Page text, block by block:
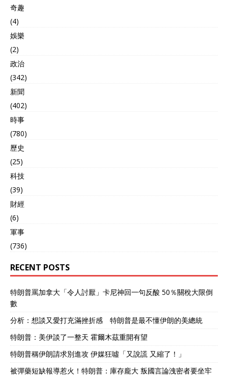
奇趣
(4)
娛樂
(2)
政治
(342)
新聞
(402)
時事
(780)
歷史
(25)
科技
(39)
財經
(6)
軍事
(736)
RECENT POSTS
特朗普罵加拿大「令人討厭」卡尼神回一句反酸 50％關稅大限倒
數
分析：想談又愛打充滿挫折感 特朗普是最不懂伊朗的美總統
特朗普：美伊談了一整天 霍爾木茲重開有望
特朗普稱伊朗請求別進攻 伊媒狂噓「又說謊 又縮了！」
被彈藥短缺報導惹火！特朗普：庫存龐大 叛國言論洩密者要坐牢